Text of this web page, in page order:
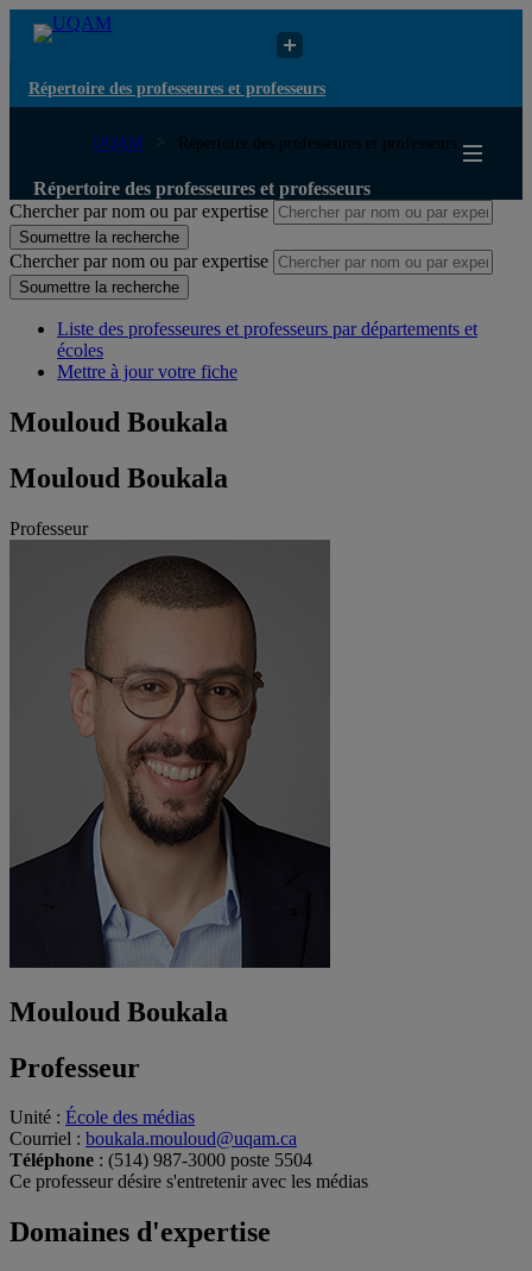
Répertoire des professeures et professeurs
UQAM Répertoire des professeures et professeurs
Répertoire des professeures et professeurs
Chercher par nom ou par expertise
Soumettre la recherche
Chercher par nom ou par expertise
Soumettre la recherche
Liste des professeures et professeurs par départements et
écoles
Mettre à jour votre fiche
Mouloud Boukala
Mouloud Boukala
Professeur
Mouloud Boukala
Professeur
Unité : École des médias
Courriel : boukala.mouloud@uqam.ca
Téléphone : (514) 987-3000 poste 5504
Ce professeur désire s'entretenir avec les médias
Domaines d'expertise